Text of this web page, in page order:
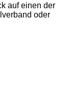
auf einen der
oder